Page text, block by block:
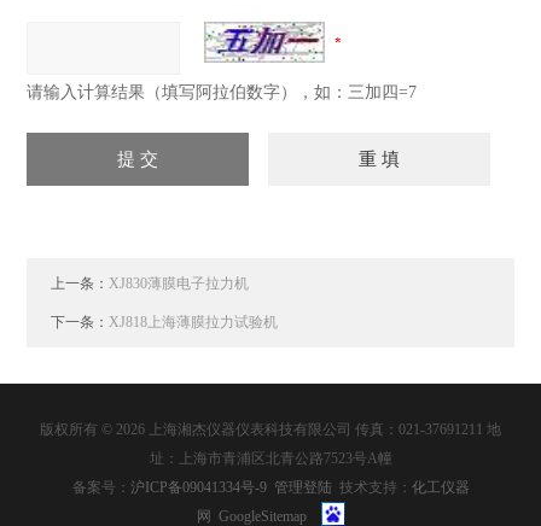
请输入计算结果（填写阿拉伯数字），如：三加四=7
上一条：XJ830薄膜电子拉力机
下一条：XJ818上海薄膜拉力试验机
版权所有 © 2026 上海湘杰仪器仪表科技有限公司 传真：021-37691211 地
址：上海市青浦区北青公路7523号A幢
备案号： 沪ICP备09041334号-9 管理登陆 技术支持： 化工仪器
网 GoogleSitemap